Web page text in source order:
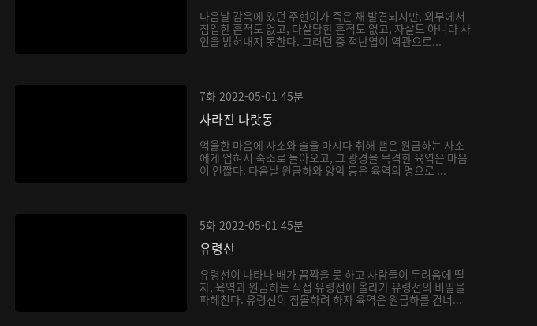
다음날 감옥에 있던 주현이가 죽은 채 발견되지만, 외부에서
침입한 흔적도 없고, 타살당한 흔적도 없고, 자살도 아니라 사
인을 밝혀내지 못한다. 그러던 중 적난엽이 역관으로...
7화 2022-05-01 45분
사라진 나랏동
억울한 마음에 사소와 술을 마시다 취해 뻗은 원금하는 사소
에게 업혀서 숙소로 돌아오고, 그 광경을 목격한 육역은 마음
이 언짢다. 다음날 원금하와 양악 등은 육역의 명으로 ...
5화 2022-05-01 45분
유령선
유령선이 나타나 배가 꼼짝을 못 하고 사람들이 두려움에 떨
자, 육역과 원금하는 직접 유령선에 올라가 유령선의 비밀을
파헤친다. 유령선이 침몰하려 하자 육역은 원금하를 건너...